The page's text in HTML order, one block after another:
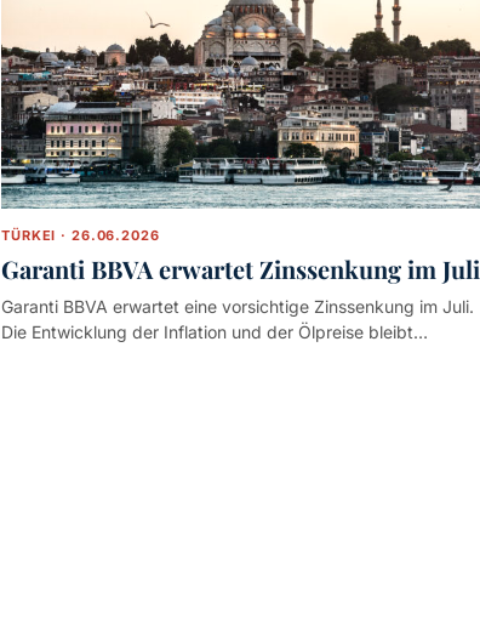
TÜRKEI · 26.06.2026
Garanti BBVA erwartet Zinssenkung im Juli
Garanti BBVA erwartet eine vorsichtige Zinssenkung im Juli.
Die Entwicklung der Inflation und der Ölpreise bleibt…